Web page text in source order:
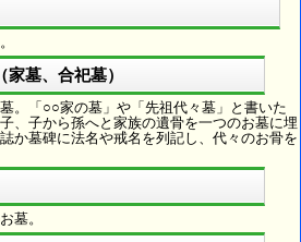
家墓、合祀墓）
。「○○家の墓」や「先祖代々墓」と書いた
、子から孫へと家族の遺骨を一つのお墓に埋
か墓碑に法名や戒名を列記し、代々のお骨を
墓。